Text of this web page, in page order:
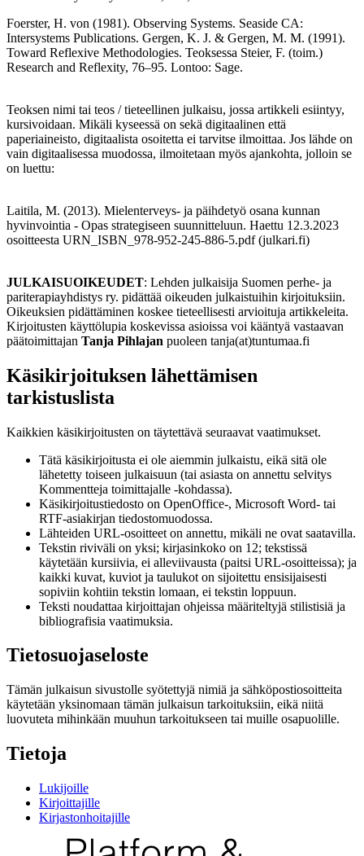
Foerster, H. von (1981). Observing Systems. Seaside CA:
Intersystems Publications. Gergen, K. J. & Gergen, M. M. (1991).
Toward Reflexive Methodologies. Teoksessa Steier, F. (toim.)
Research and Reflexity, 76–95. Lontoo: Sage.
Teoksen nimi tai teos / tieteellinen julkaisu, jossa artikkeli esiintyy,
kursivoidaan. Mikäli kyseessä on sekä digitaalinen että
paperiaineisto, digitaalista osoitetta ei tarvitse ilmoittaa. Jos lähde on
vain digitaalisessa muodossa, ilmoitetaan myös ajankohta, jolloin se
on luettu:
Laitila, M. (2013). Mielenterveys- ja päihdetyö osana kunnan
hyvinvointia - Opas strategiseen suunnitteluun. Haettu 12.3.2023
osoitteesta URN_ISBN_978-952-245-886-5.pdf (julkari.fi)
JULKAISUOIKEUDET: Lehden julkaisija Suomen perhe- ja
pariterapiayhdistys ry. pidättää oikeuden julkaistuihin kirjoituksiin.
Oikeuksien pidättäminen koskee tieteellisesti arvioituja artikkeleita.
Kirjoitusten käyttölupia koskevissa asioissa voi kääntyä vastaavan
päätoimittajan Tanja Pihlajan puoleen tanja(at)tuntumaa.fi
Käsikirjoituksen lähettämisen
tarkistuslista
Kaikkien käsikirjoitusten on täytettävä seuraavat vaatimukset.
Tätä käsikirjoitusta ei ole aiemmin julkaistu, eikä sitä ole
lähetetty toiseen julkaisuun (tai asiasta on annettu selvitys
Kommentteja toimittajalle -kohdassa).
Käsikirjoitustiedosto on OpenOffice-, Microsoft Word- tai
RTF-asiakirjan tiedostomuodossa.
Lähteiden URL-osoitteet on annettu, mikäli ne ovat saatavilla.
Tekstin riviväli on yksi; kirjasinkoko on 12; tekstissä
käytetään kursiivia, ei alleviivausta (paitsi URL-osoitteissa); ja
kaikki kuvat, kuviot ja taulukot on sijoitettu ensisijaisesti
sopiviin kohtiin tekstin lomaan, ei tekstin loppuun.
Teksti noudattaa kirjoittajan ohjeissa määriteltyjä stilistisiä ja
bibliografisia vaatimuksia.
Tietosuojaseloste
Tämän julkaisun sivustolle syötettyjä nimiä ja sähköpostiosoitteita
käytetään yksinomaan tämän julkaisun tarkoituksiin, eikä niitä
luovuteta mihinkään muuhun tarkoitukseen tai muille osapuolille.
Tietoja
Lukijoille
Kirjoittajille
Kirjastonhoitajille